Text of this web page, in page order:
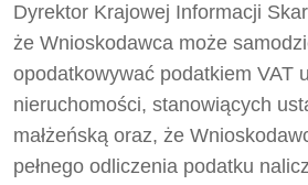
Dyrektor Krajowej Informacji
że Wnioskodawca może
opodatkowywać podatkiem VAT
nieruchomości, stanowiących
małżeńską oraz, że
pełnego odliczenia podatku